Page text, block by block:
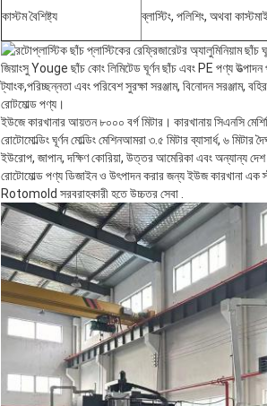
কাস্টম বৈশিষ্ট্য ব্লাস্টিং, পলিশিং, অথবা
জিয়াংসু Youge ছাঁচ কোং লিমিটেড ঘূর্ণন ছাঁচ এবং PE পণ্য
ট্যাংক,পরিচ্ছন্নতা এবং পরিবেশ সুরক্ষা সরঞ্জাম, বিনোদন সরঞ্জাম,
রোটমোল্ড পণ্য।
ইউজে কারখানার আয়তন ৮০০০ বর্গ মিটার। কারখানায় সিএনসি
রোটোমোল্ডিং ঘূর্ণন মোল্ডিং মেশিনআমরা ৩.৫ মিটার ব্যাসার্ধ, ৬
ইউরোপ, জাপান, দক্ষিণ কোরিয়া, উত্তর আমেরিকা এবং অন্যান্য
রোটোমোল্ড পণ্য ডিজাইন ও উৎপাদন করার জন্য ইউজ কারখানা এক
Rotomold সরবরাহকারী হতে উচ্চতর সেবা .